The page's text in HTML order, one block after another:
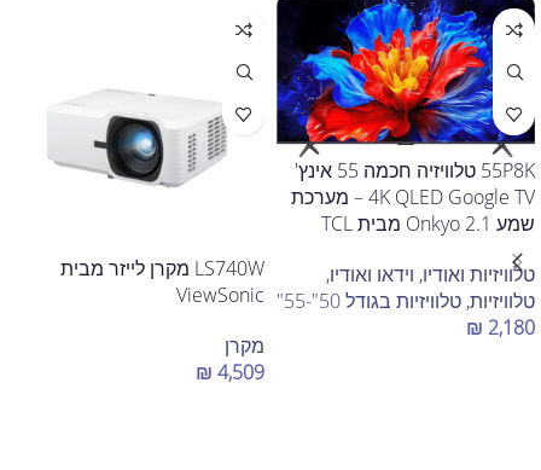
55P8K טלוויזיה חכמה 55 אינץ'
4K QLED Google TV – מערכת
שמע Onkyo 2.1 מבית TCL
טלוויזיות ואודיו, וידאו ואודיו,
טלוויזיות, טלוויזיות בגודל 50"-55"
₪ 2,180
LS740W מקרן לייזר מבית
ViewSonic
מקרן
₪ 4,509